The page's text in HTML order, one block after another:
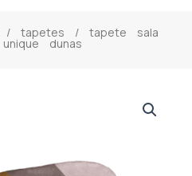
/ tapetes / tapete sala
dunas